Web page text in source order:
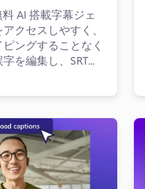
AI 搭載字幕ジェ
クセスしやすく、
ングすることなく
を編集し、SRT...